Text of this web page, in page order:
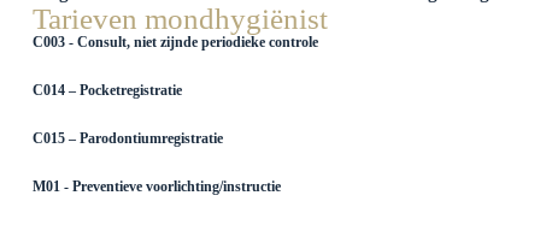
Tarieven mondhygiënist
C003 - Consult, niet zijnde periodieke controle
C014 – Pocketregistratie
C015 – Parodontiumregistratie
M01 - Preventieve voorlichting/instructie